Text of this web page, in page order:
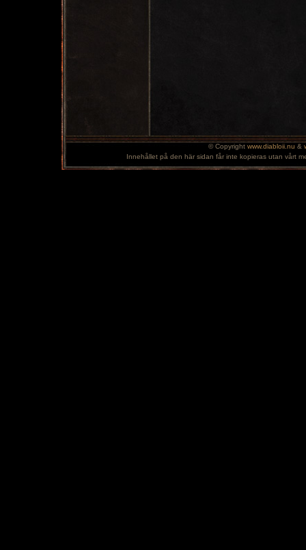
© Copyright www.diabloii.nu &
Innehållet på den här sidan får inte kopieras utan vårt